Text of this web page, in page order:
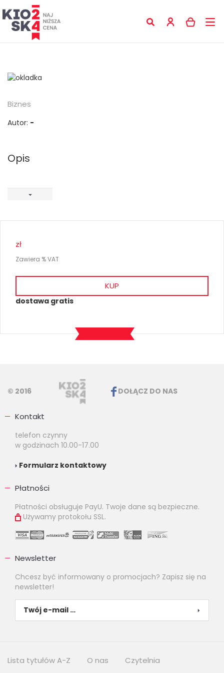
Biznes
Autor: -
Opis
zł
Zawiera % VAT
KUP
dostawa gratis
© 2016 DOŁĄCZ DO NAS
Kontakt
telefon czynny
w godzinach 10.00-17.00
Formularz kontaktowy
Płatności
Płatności obsługuje PayU. Twoje dane są bezpieczne.
Używamy protokołu SSL.
Newsletter
Chcesz być informowany o promocjach? Zapisz się na
newsletter!
Lista tytułów A-Z O nas Czytelnia